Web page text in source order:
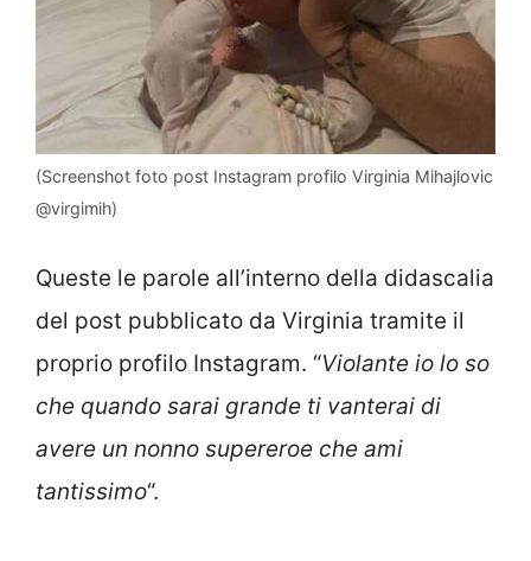
(Screenshot foto post Instagram profilo Virginia Mihajlovic
@virgimih)
Queste le parole all’interno della didascalia
del post pubblicato da Virginia tramite il
proprio profilo Instagram. “Violante io lo so
che quando sarai grande ti vanterai di
avere un nonno supereroe che ami
tantissimo“.